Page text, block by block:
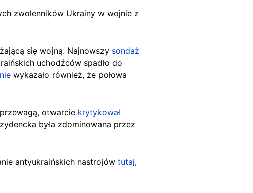
zwolenników Ukrainy w wojnie z
się wojną. Najnowszy sondaż
uchodźców spadło do
wykazało również, że połowa
otwarcie krytykował
była zdominowana przez
antyukraińskich nastrojów tutaj,